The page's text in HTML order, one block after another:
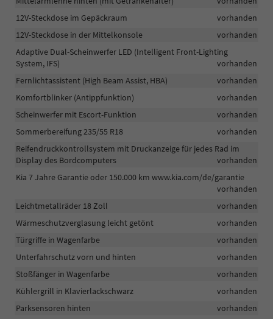
12V-Steckdose im Gepäckraum
vorhanden
12V-Steckdose in der Mittelkonsole
vorhanden
Adaptive Dual-Scheinwerfer LED (Intelligent Front-Lighting
System, IFS)
vorhanden
Fernlichtassistent (High Beam Assist, HBA)
vorhanden
Komfortblinker (Antippfunktion)
vorhanden
Scheinwerfer mit Escort-Funktion
vorhanden
Sommerbereifung 235/55 R18
vorhanden
Reifendruckkontrollsystem mit Druckanzeige für jedes Rad im
Display des Bordcomputers
vorhanden
Kia 7 Jahre Garantie oder 150.000 km www.kia.com/de/garantie
vorhanden
Leichtmetallräder 18 Zoll
vorhanden
Wärmeschutzverglasung leicht getönt
vorhanden
Türgriffe in Wagenfarbe
vorhanden
Unterfahrschutz vorn und hinten
vorhanden
Stoßfänger in Wagenfarbe
vorhanden
Kühlergrill in Klavierlackschwarz
vorhanden
Parksensoren hinten
vorhanden